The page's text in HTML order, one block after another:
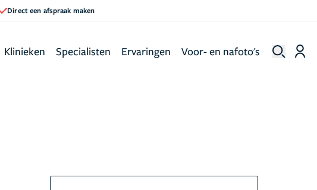
Direct een afspraak maken
Klinieken Specialisten Ervaringen Voor- en nafoto's